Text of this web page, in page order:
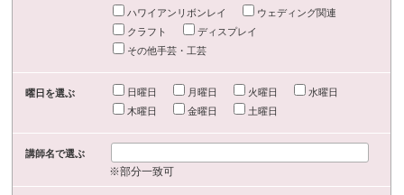
ハワイアンリボンレイ
ウェディング関連
クラフト
ディスプレイ
その他手芸・工芸
曜日を選ぶ 日曜日 月曜日 火曜日
水曜日
木曜日
金曜日 土曜日
講師名で選ぶ
※部分一致可